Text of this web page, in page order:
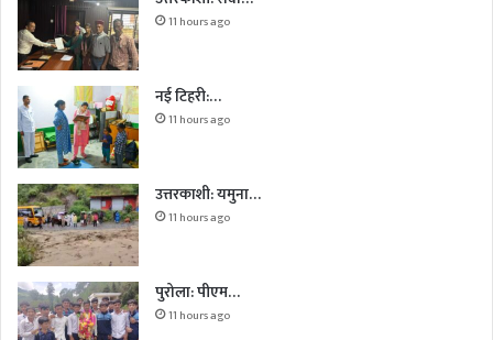
11 hours ago
नई टिहरी:…
11 hours ago
उत्तरकाशी: यमुना…
11 hours ago
पुरोला: पीएम…
11 hours ago